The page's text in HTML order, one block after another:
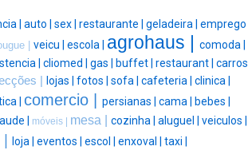
| auto | sex | restaurante | geladeira | emprego
| veicu | escola | agrohaus |
comoda |
| cliomed | gas | buffet | restaurant | carros
| lojas | fotos | sofa | cafeteria | clinica |
| comercio | persianas | cama |
bebes |
| móveis | mesa | cozinha | aluguel | veiculos |
loja | eventos | escol | enxoval | taxi |